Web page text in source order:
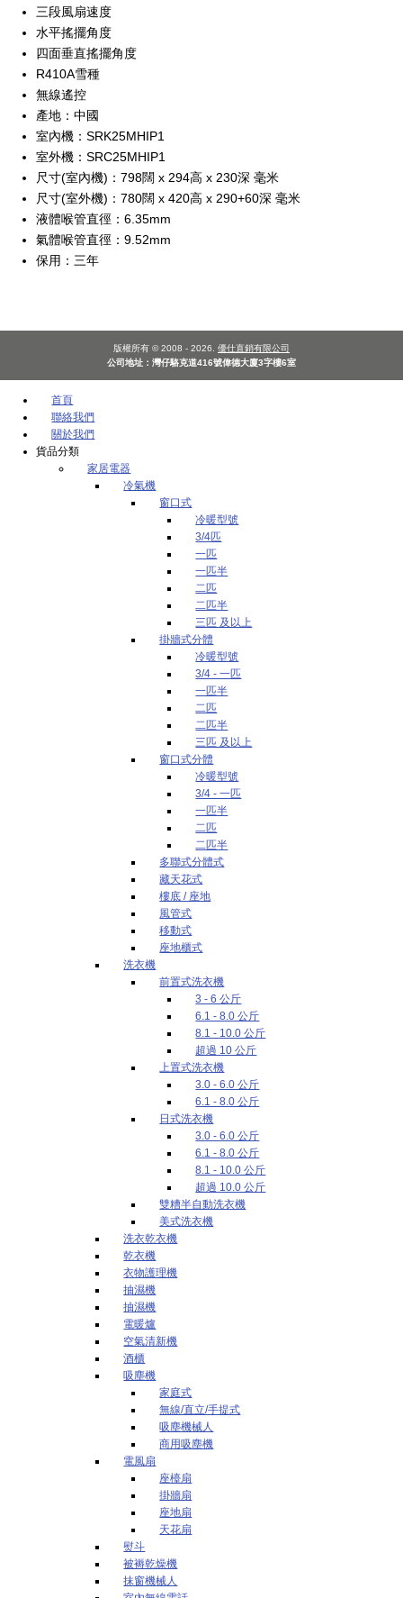
三段風扇速度
水平搖擺角度
四面垂直搖擺角度
R410A雪種
無線遙控
產地：中國
室內機：SRK25MHIP1
室外機：SRC25MHIP1
尺寸(室內機)：798闊 x 294高 x 230深 毫米
尺寸(室外機)：780闊 x 420高 x 290+60深 毫米
液體喉管直徑：6.35mm
氣體喉管直徑：9.52mm
保用：三年
版權所有 © 2008 - 2026. 優仕直銷有限公司
公司地址：灣仔駱克道416號偉德大廈3字樓6室
首頁
聯絡我們
關於我們
貨品分類
家居電器
冷氣機
窗口式
冷暖型號
3/4匹
一匹
一匹半
二匹
二匹半
三匹 及以上
掛牆式分體
冷暖型號
3/4 - 一匹
一匹半
二匹
二匹半
三匹 及以上
窗口式分體
冷暖型號
3/4 - 一匹
一匹半
二匹
二匹半
多聯式分體式
藏天花式
樓底 / 座地
風管式
移動式
座地櫃式
洗衣機
前置式洗衣機
3 - 6 公斤
6.1 - 8.0 公斤
8.1 - 10.0 公斤
超過 10 公斤
上置式洗衣機
3.0 - 6.0 公斤
6.1 - 8.0 公斤
日式洗衣機
3.0 - 6.0 公斤
6.1 - 8.0 公斤
8.1 - 10.0 公斤
超過 10.0 公斤
雙糟半自動洗衣機
美式洗衣機
洗衣乾衣機
乾衣機
衣物護理機
抽濕機
抽濕機
電暖爐
空氣清新機
酒櫃
吸塵機
家庭式
無線/直立/手提式
吸塵機械人
商用吸塵機
電風扇
座檯扇
掛牆扇
座地扇
天花扇
熨斗
被褥乾燥機
抹窗機械人